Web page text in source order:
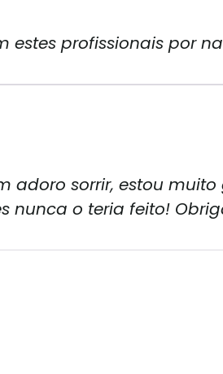
estes profissionais por
adoro sorrir, estou
nunca o teria feito!